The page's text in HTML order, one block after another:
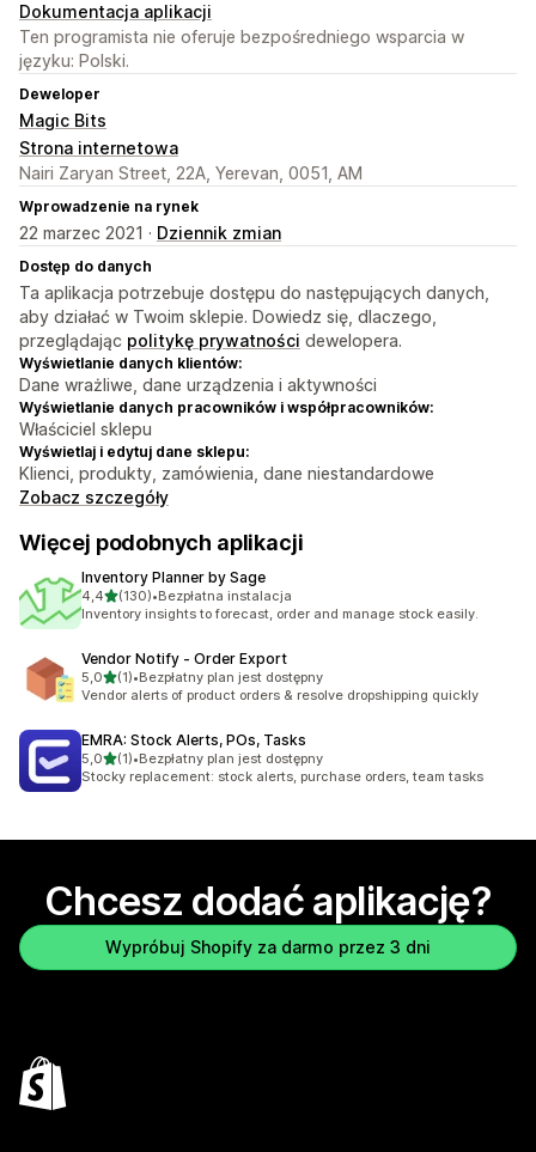
Dokumentacja aplikacji
Ten programista nie oferuje bezpośredniego wsparcia w
języku: Polski.
Deweloper
Magic Bits
Strona internetowa
Nairi Zaryan Street, 22A, Yerevan, 0051, AM
Wprowadzenie na rynek
22 marzec 2021 · Dziennik zmian
Dostęp do danych
Ta aplikacja potrzebuje dostępu do następujących danych,
aby działać w Twoim sklepie. Dowiedz się, dlaczego,
przeglądając politykę prywatności dewelopera.
Wyświetlanie danych klientów:
Dane wrażliwe, dane urządzenia i aktywności
Wyświetlanie danych pracowników i współpracowników:
Właściciel sklepu
Wyświetlaj i edytuj dane sklepu:
Klienci, produkty, zamówienia, dane niestandardowe
Zobacz szczegóły
Więcej podobnych aplikacji
Inventory Planner by Sage
4,4na 5 gwiazdek
(130)
Łączna liczba recenzji: 130
•Bezpłatna instalacja
Inventory insights to forecast, order and manage stock easily.
Vendor Notify ‑ Order Export
5,0na 5 gwiazdek
(1)
Łączna liczba recenzji: 1
•Bezpłatny plan jest dostępny
Vendor alerts of product orders & resolve dropshipping quickly
EMRA: Stock Alerts, POs, Tasks
5,0na 5 gwiazdek
(1)
Łączna liczba recenzji: 1
•Bezpłatny plan jest dostępny
Stocky replacement: stock alerts, purchase orders, team tasks
Chcesz dodać aplikację?
Wypróbuj Shopify za darmo przez 3 dni